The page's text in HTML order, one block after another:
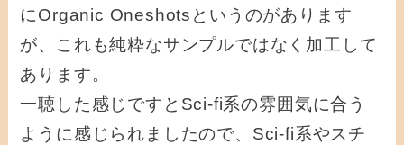
にOrganic Oneshotsというのがあります
が、これも純粋なサンプルではなく加工して
あります。
一聴した感じですとSci-fi系の雰囲気に合う
ように感じられましたので、Sci-fi系やスチ